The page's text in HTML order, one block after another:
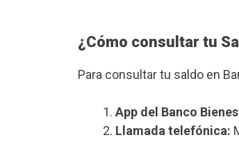
¿Cómo consultar tu
Para consultar tu saldo en
App del Banco
Llamada telefónica: